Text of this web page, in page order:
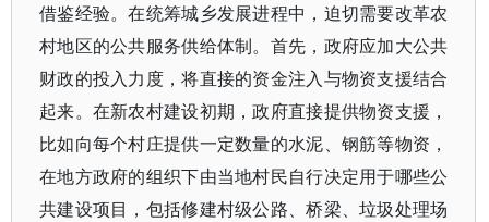
借鉴经验。在统筹城乡发展进程中，迫切需要改革农
村地区的公共服务供给体制。首先，政府应加大公共
财政的投入力度，将直接的资金注入与物资支援结合
起来。在新农村建设初期，政府直接提供物资支援，
比如向每个村庄提供一定数量的水泥、钢筋等物资，
在地方政府的组织下由当地村民自行决定用于哪些公
共建设项目，包括修建村级公路、桥梁、垃圾处理场